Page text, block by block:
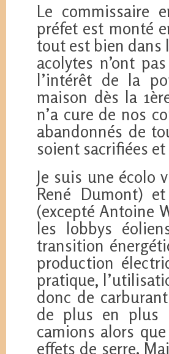
Le commissaire
préfet est monté
tout est bien dans
acolytes n’ont
l’intérêt de la
maison dès la
n’a cure de nos
abandonnés de
soient sacrifiées et
Je suis une écolo
René Dumont)
(excepté Antoine
les lobbys
transition
production
pratique,
donc de
de plus en plus
camions alors
effets de serre.